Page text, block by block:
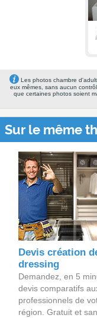
Les photos chambre
eux mêmes, sans aucun
que certaines photos soient
Sur le même
Devis création
dressing
Demandez, en 5
devis comparatifs
professionnels de
région. Gratuit et